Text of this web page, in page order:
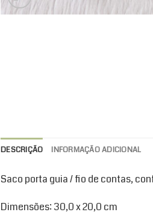
DESCRIÇÃO INFORMAÇÃO ADICIONAL
Saco porta guia / fio de contas,
Dimensões: 30,0 x 20,0 cm